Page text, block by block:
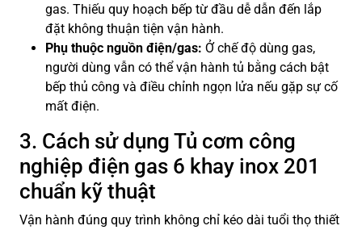
gas. Thiếu quy hoạch bếp từ đầu dễ dẫn đến lắp
đặt không thuận tiện vận hành.
Phụ thuộc nguồn điện/gas: Ở chế độ dùng gas,
người dùng vẫn có thể vận hành tủ bằng cách bật
bếp thủ công và điều chỉnh ngọn lửa nếu gặp sự cố
mất điện.
3. Cách sử dụng Tủ cơm công
nghiệp điện gas 6 khay inox 201
chuẩn kỹ thuật
Vận hành đúng quy trình không chỉ kéo dài tuổi thọ thiết